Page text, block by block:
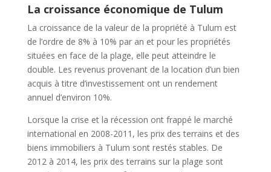
La croissance économique de Tulum
La croissance de la valeur de la propriété à Tulum est
de l’ordre de 8% à 10% par an et pour les propriétés
situées en face de la plage, elle peut atteindre le
double. Les revenus provenant de la location d’un bien
acquis à titre d’investissement ont un rendement
annuel d’environ 10%.
Lorsque la crise et la récession ont frappé le marché
international en 2008-2011, les prix des terrains et des
biens immobiliers à Tulum sont restés stables. De
2012 à 2014, les prix des terrains sur la plage sont